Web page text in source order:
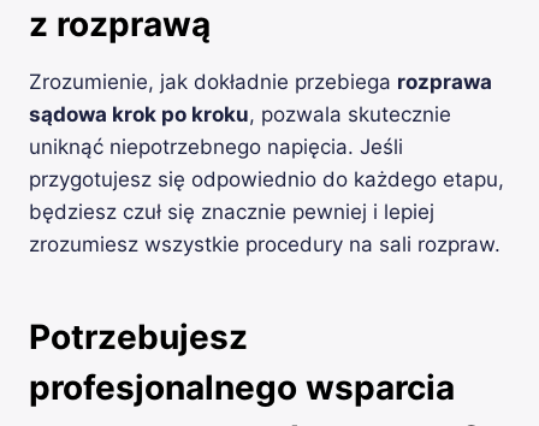
z rozprawą
Zrozumienie, jak dokładnie przebiega rozprawa
sądowa krok po kroku, pozwala skutecznie
uniknąć niepotrzebnego napięcia. Jeśli
przygotujesz się odpowiednio do każdego etapu,
będziesz czuł się znacznie pewniej i lepiej
zrozumiesz wszystkie procedury na sali rozpraw.
Potrzebujesz
profesjonalnego wsparcia